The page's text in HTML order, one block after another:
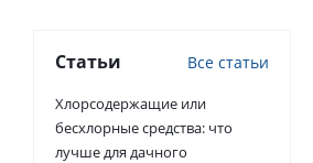
Статьи Все статьи
Хлорсодержащие или
бесхлорные средства: что
лучше для дачного